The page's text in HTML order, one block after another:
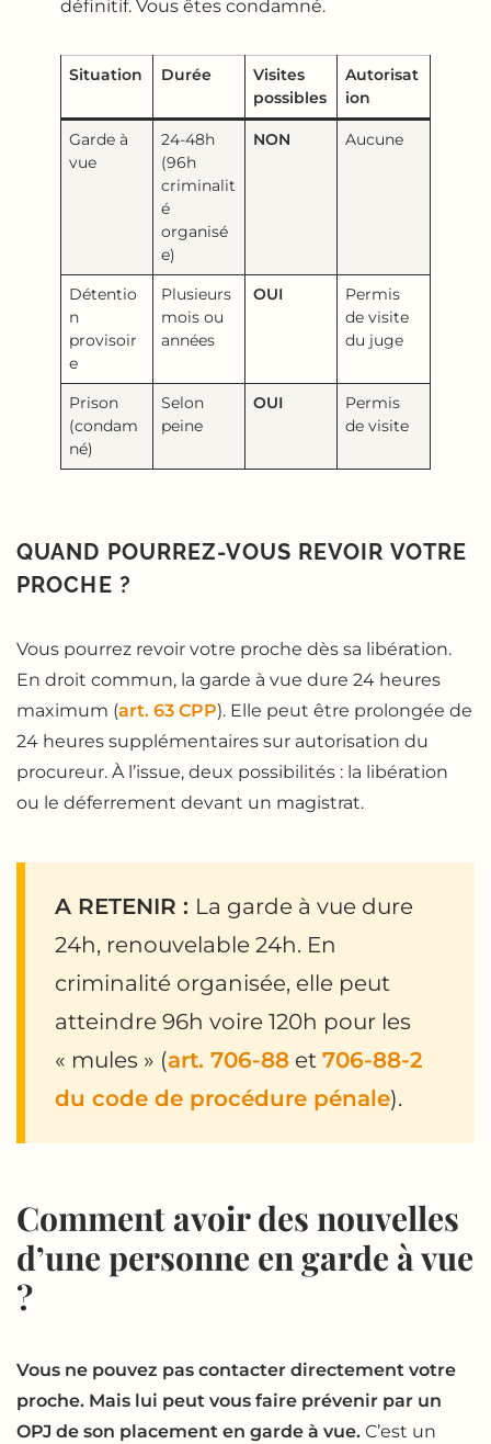
définitif. Vous êtes condamné.
Situation Durée
Visites
possibles
Autorisat
ion
Garde à
vue
24-48h
(96h
criminalit
é
organisé
e)
NON Aucune
Détentio
n
provisoir
e
Plusieurs
mois ou
années
OUI
Permis
de visite
du juge
Prison
(condam
né)
Selon
peine
OUI
Permis
de visite
QUAND POURREZ-VOUS REVOIR VOTRE
PROCHE ?
Vous pourrez revoir votre proche dès sa libération.
En droit commun, la garde à vue dure 24 heures
maximum (art. 63 CPP). Elle peut être prolongée de
24 heures supplémentaires sur autorisation du
procureur. À l’issue, deux possibilités : la libération
ou le déferrement devant un magistrat.
A RETENIR : La garde à vue dure
24h, renouvelable 24h. En
criminalité organisée, elle peut
atteindre 96h voire 120h pour les
« mules » (art. 706-88 et 706-88-2
du code de procédure pénale).
Comment avoir des nouvelles
d’une personne en garde à vue
?
Vous ne pouvez pas contacter directement votre
proche. Mais lui peut vous faire prévenir par un
OPJ de son placement en garde à vue. C’est un